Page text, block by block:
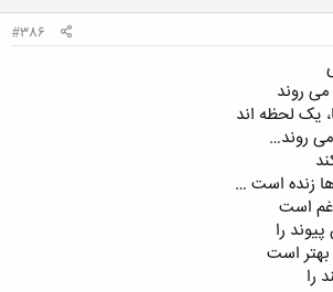
#386
روند
یک لحظه اند
روند…
زنده است …
غم است
را
است
را